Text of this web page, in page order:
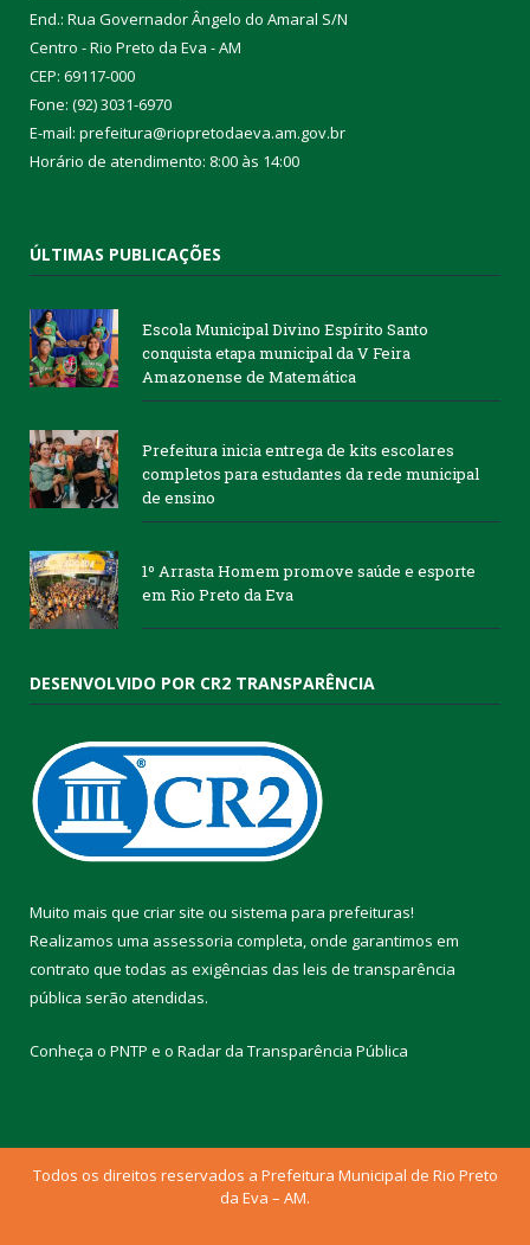
End.: Rua Governador Ângelo do Amaral S/N
Centro - Rio Preto da Eva - AM
CEP: 69117-000
Fone: (92) 3031-6970
E-mail: prefeitura@riopretodaeva.am.gov.br
Horário de atendimento: 8:00 às 14:00
ÚLTIMAS PUBLICAÇÕES
Escola Municipal Divino Espírito Santo
conquista etapa municipal da V Feira
Amazonense de Matemática
Prefeitura inicia entrega de kits escolares
completos para estudantes da rede municipal
de ensino
1º Arrasta Homem promove saúde e esporte
em Rio Preto da Eva
DESENVOLVIDO POR CR2 TRANSPARÊNCIA
Muito mais que criar site ou sistema para prefeituras!
Realizamos uma assessoria completa, onde garantimos em
contrato que todas as exigências das leis de transparência
pública serão atendidas.
Conheça o PNTP e o Radar da Transparência Pública
Todos os direitos reservados a Prefeitura Municipal de Rio Preto
da Eva – AM.